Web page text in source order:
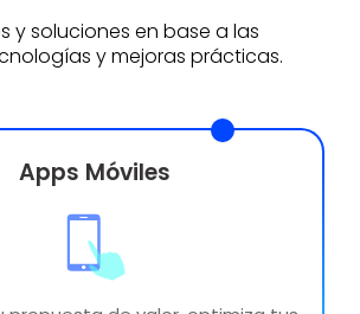
y soluciones en base a las
y mejoras prácticas.
Apps Móviles